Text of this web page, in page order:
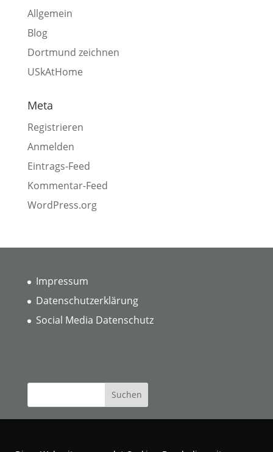
Allgemein
Blog
Dortmund zeichnen
USkAtHome
Meta
Registrieren
Anmelden
Eintrags-Feed
Kommentar-Feed
WordPress.org
Impressum
Datenschutzerklärung
Social Media Datenschutz